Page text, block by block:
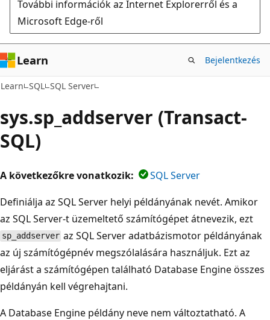
További információk az Internet Explorerről és a
Microsoft Edge-ről
Learn Bejelentkezés
Learn SQL SQL Server
sys.sp_addserver (Transact-
SQL)
A következőkre vonatkozik:
SQL Server
Definiálja az SQL Server helyi példányának nevét. Amikor
az SQL Server-t üzemeltető számítógépet átnevezik, ezt
sp_addserver az SQL Server adatbázismotor példányának
az új számítógépnév megszólalására használjuk. Ezt az
eljárást a számítógépen található Database Engine összes
példányán kell végrehajtani.
A Database Engine példány neve nem változtatható. A